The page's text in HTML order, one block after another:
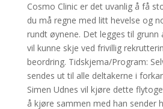
Cosmo Clinic er det uvanlig å få
du må regne med litt hevelse og
rundt øynene. Det legges til grunn
vil kunne skje ved frivillig
beordring. Tidskjema/Program:
sendes ut til alle deltakerne i
Simen Udnes vil kjøre dette
å kjøre sammen med han sender